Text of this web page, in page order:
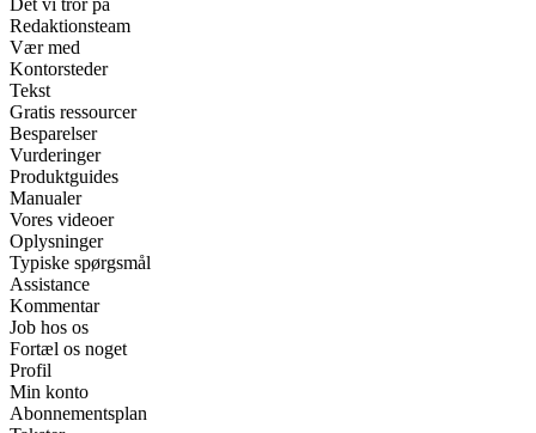
Det vi tror på
Redaktionsteam
Vær med
Kontorsteder
Tekst
Gratis ressourcer
Besparelser
Vurderinger
Produktguides
Manualer
Vores videoer
Oplysninger
Typiske spørgsmål
Assistance
Kommentar
Job hos os
Fortæl os noget
Profil
Min konto
Abonnementsplan